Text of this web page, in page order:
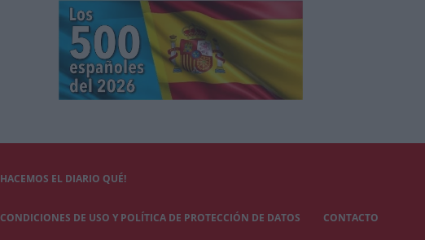
HACEMOS EL DIARIO QUÉ!
CONDICIONES DE USO Y POLÍTICA DE PROTECCIÓN DE DATOS CONTACTO